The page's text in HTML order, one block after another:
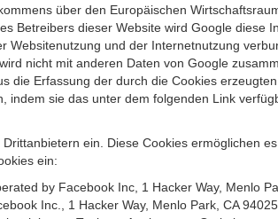
über den Europäischen
Betreibers dieser Website wird Google
Websitenutzung und der Internetnutzung
nicht mit anderen Daten von Google
die Erfassung der durch die Cookies
indem sie das unter dem folgenden Link
Drittanbietern ein. Diese Cookies ermöglichen
ein:
by Facebook Inc, 1 Hacker Way, Menlo
Inc., 1 Hacker Way, Menlo Park, CA